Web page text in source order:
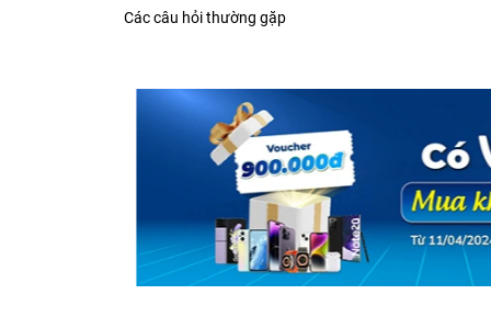
Các câu hỏi thường gặp